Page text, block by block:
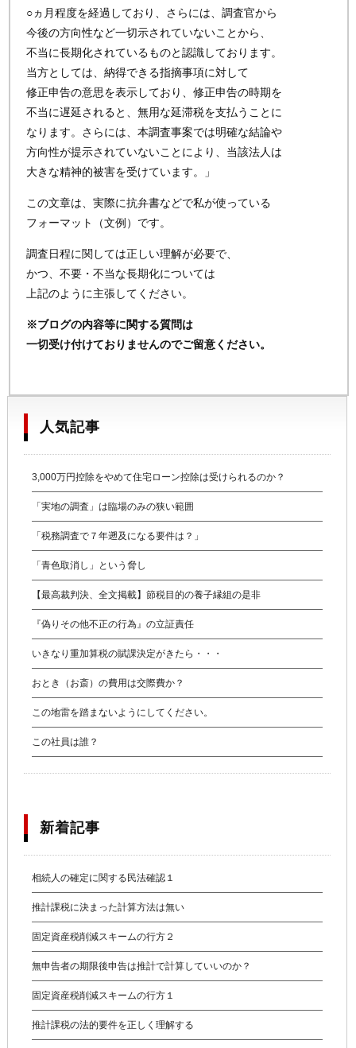
○ヵ月程度を経過しており、さらには、調査官から
今後の方向性など一切示されていないことから、
不当に長期化されているものと認識しております。
当方としては、納得できる指摘事項に対して
修正申告の意思を表示しており、修正申告の時期を
不当に遅延されると、無用な延滞税を支払うことに
なります。さらには、本調査事案では明確な結論や
方向性が提示されていないことにより、当該法人は
大きな精神的被害を受けています。」
この文章は、実際に抗弁書などで私が使っている
フォーマット（文例）です。
調査日程に関しては正しい理解が必要で、
かつ、不要・不当な長期化については
上記のように主張してください。
※ブログの内容等に関する質問は
一切受け付けておりませんのでご留意ください。
人気記事
3,000万円控除をやめて住宅ローン控除は受けられるのか？
「実地の調査」は臨場のみの狭い範囲
「税務調査で７年遡及になる要件は？」
「青色取消し」という脅し
【最高裁判決、全文掲載】節税目的の養子縁組の是非
『偽りその他不正の行為』の立証責任
いきなり重加算税の賦課決定がきたら・・・
おとき（お斎）の費用は交際費か？
この地雷を踏まないようにしてください。
この社員は誰？
新着記事
相続人の確定に関する民法確認１
推計課税に決まった計算方法は無い
固定資産税削減スキームの行方２
無申告者の期限後申告は推計で計算していいのか？
固定資産税削減スキームの行方１
推計課税の法的要件を正しく理解する